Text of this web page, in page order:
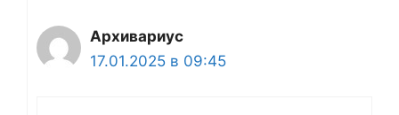
Архивариус
17.01.2025 в 09:45